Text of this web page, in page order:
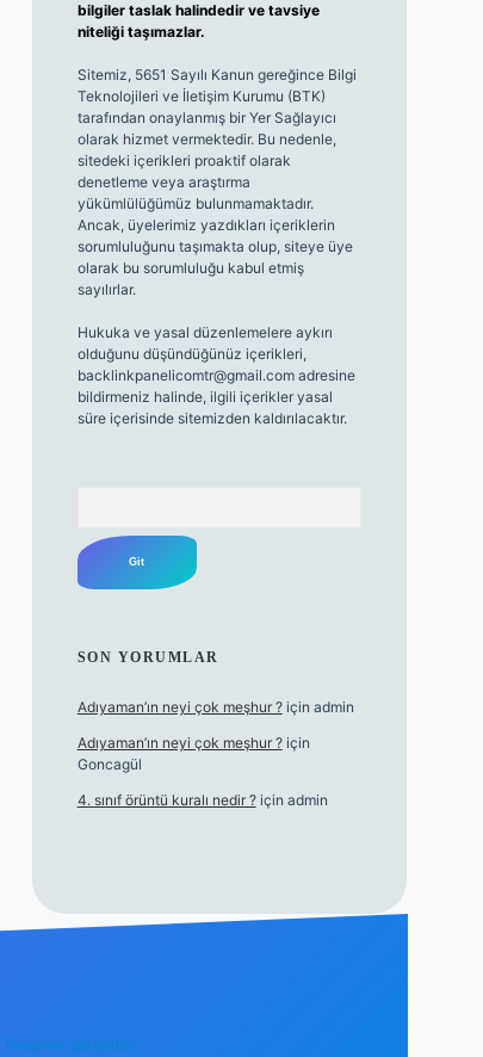
bilgiler taslak halindedir ve tavsiye
niteliği taşımazlar.
Sitemiz, 5651 Sayılı Kanun gereğince Bilgi
Teknolojileri ve İletişim Kurumu (BTK)
tarafından onaylanmış bir Yer Sağlayıcı
olarak hizmet vermektedir. Bu nedenle,
sitedeki içerikleri proaktif olarak
denetleme veya araştırma
yükümlülüğümüz bulunmamaktadır.
Ancak, üyelerimiz yazdıkları içeriklerin
sorumluluğunu taşımakta olup, siteye üye
olarak bu sorumluluğu kabul etmiş
sayılırlar.
Hukuka ve yasal düzenlemelere aykırı
olduğunu düşündüğünüz içerikleri,
backlinkpanelicomtr@gmail.comadresine
bildirmeniz halinde, ilgili içerikler yasal
süre içerisinde sitemizden kaldırılacaktır.
SON YORUMLAR
Adıyaman’ın neyi çok meşhur ?için admin
Adıyaman’ın neyi çok meşhur ?için
Goncagül
4. sınıf örüntü kuralı nedir ?için admin
Telegram: @karabul